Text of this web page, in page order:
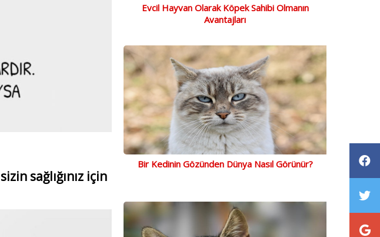
sağlığınız için
Evcil Hayvan Olarak Köpek Sahibi Olmanın
Avantajları
Bir Kedinin Gözünden Dünya Nasıl Görünür?